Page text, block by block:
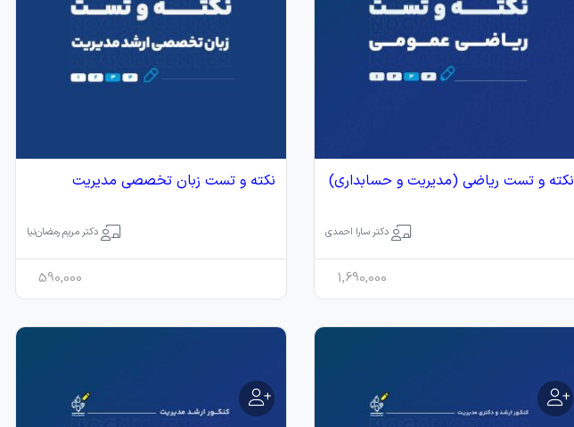
نکته‌ و تست ریاضی (مدیریت و حسابداری)
دکتر سارا احمدی
1,690,000
نکته و تست زبان تخصصی مدیریت
دکتر مریم رمضان‌نیا
590,000